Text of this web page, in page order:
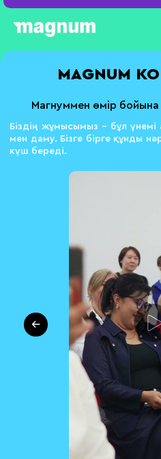
MAGNUM
Магнуммен өмір
Біздің жұмысымыз – бұл
мен даму. Бізге бірге құнды
күш береді.